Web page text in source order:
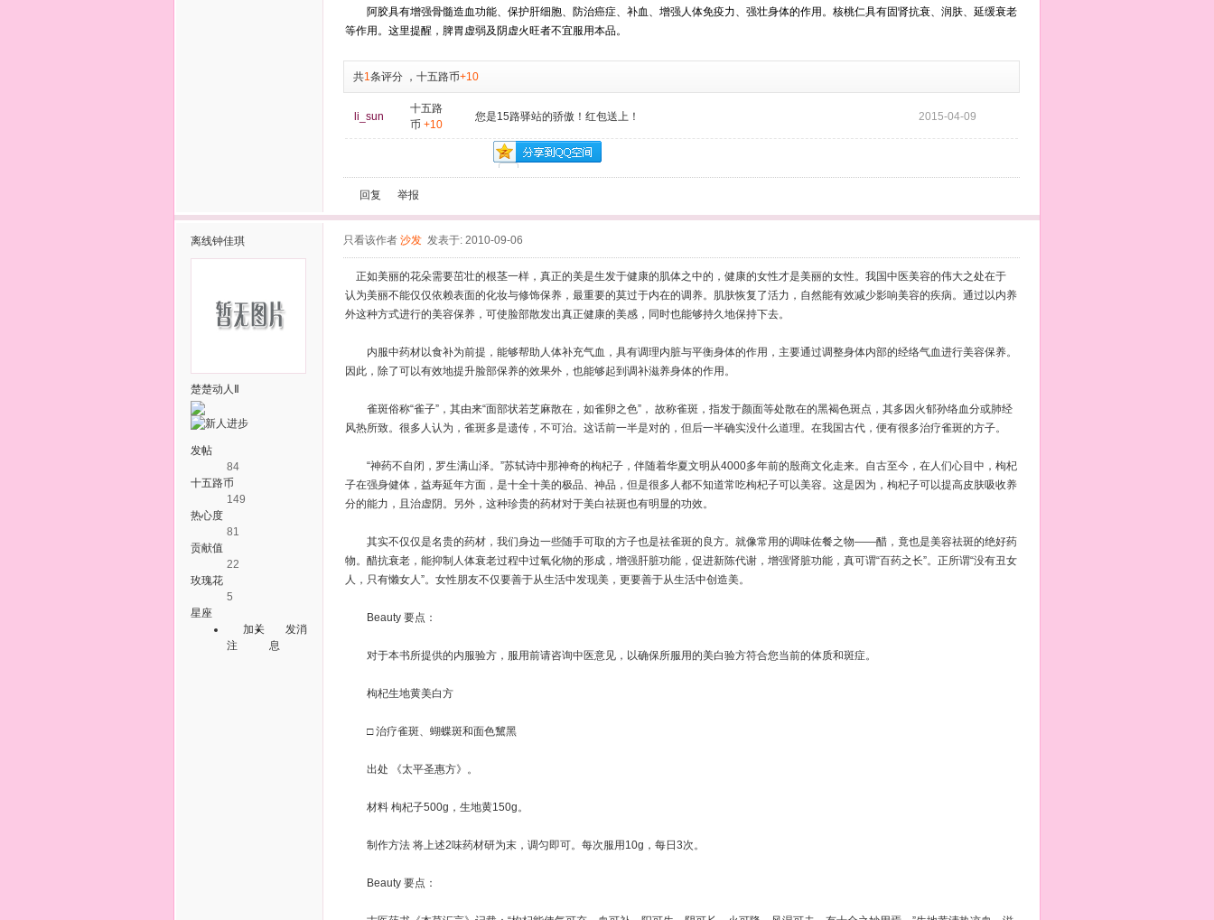
阿胶具有增强骨髓造血功能、保护肝细胞、防治癌症、补血、增强人体免疫力、强壮身体的作用。核桃仁具有固肾抗衰、润肤、延缓衰老
等作用。这里提醒，脾胃虚弱及阴虚火旺者不宜服用本品。
共1条评分 ， 十五路币+10
li_sun
十五路
币 +10
您是15路驿站的骄傲！红包送上！ 2015-04-09
回复 举报
离线钟佳琪
楚楚动人Ⅱ
发帖
84
十五路币
149
热心度
81
贡献值
22
玫瑰花
5
星座
加关
注
发消
息
只看该作者 沙发 发表于: 2010-09-06
正如美丽的花朵需要茁壮的根茎一样，真正的美是生发于健康的肌体之中的，健康的女性才是美丽的女性。我国中医美容的伟大之处在于
认为美丽不能仅仅依赖表面的化妆与修饰保养，最重要的莫过于内在的调养。肌肤恢复了活力，自然能有效减少影响美容的疾病。通过以内养
外这种方式进行的美容保养，可使脸部散发出真正健康的美感，同时也能够持久地保持下去。
内服中药材以食补为前提，能够帮助人体补充气血，具有调理内脏与平衡身体的作用，主要通过调整身体内部的经络气血进行美容保养。
因此，除了可以有效地提升脸部保养的效果外，也能够起到调补滋养身体的作用。
雀斑俗称“雀子”，其由来“面部状若芝麻散在，如雀卵之色”， 故称雀斑，指发于颜面等处散在的黑褐色斑点，其多因火郁孙络血分或肺经
风热所致。很多人认为，雀斑多是遗传，不可治。这话前一半是对的，但后一半确实没什么道理。在我国古代，便有很多治疗雀斑的方子。
“神药不自闭，罗生满山泽。”苏轼诗中那神奇的枸杞子，伴随着华夏文明从4000多年前的殷商文化走来。自古至今，在人们心目中，枸杞
子在强身健体，益寿延年方面，是十全十美的极品、神品，但是很多人都不知道常吃枸杞子可以美容。这是因为，枸杞子可以提高皮肤吸收养
分的能力，且治虚阴。另外，这种珍贵的药材对于美白祛斑也有明显的功效。
其实不仅仅是名贵的药材，我们身边一些随手可取的方子也是祛雀斑的良方。就像常用的调味佐餐之物——醋，竟也是美容祛斑的绝好药
物。醋抗衰老，能抑制人体衰老过程中过氧化物的形成，增强肝脏功能，促进新陈代谢，增强肾脏功能，真可谓“百药之长”。正所谓“没有丑女
人，只有懒女人”。女性朋友不仅要善于从生活中发现美，更要善于从生活中创造美。
Beauty 要点：
对于本书所提供的内服验方，服用前请咨询中医意见，以确保所服用的美白验方符合您当前的体质和斑症。
枸杞生地黄美白方
□ 治疗雀斑、蝴蝶斑和面色黧黑
出处 《太平圣惠方》。
材料 枸杞子500g，生地黄150g。
制作方法 将上述2味药材研为末，调匀即可。每次服用10g，每日3次。
Beauty 要点：